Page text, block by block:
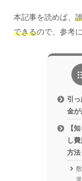
本記事を読めば、
できるので、参考
引
金
【
し
方法